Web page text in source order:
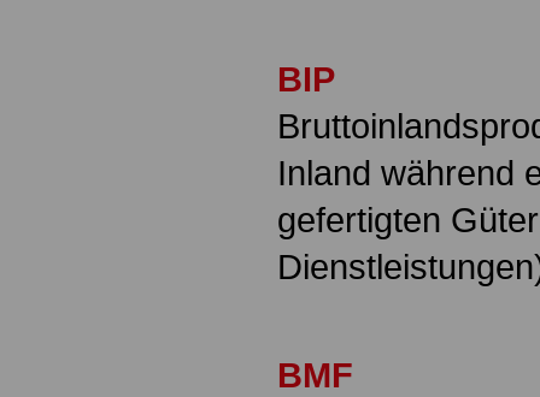
BIP
Inland während
gefertigten
BMF